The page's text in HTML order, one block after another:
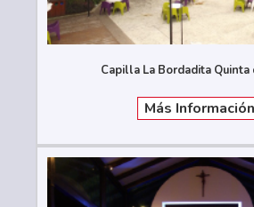
Capilla La Bordadita Quinta
Más Información